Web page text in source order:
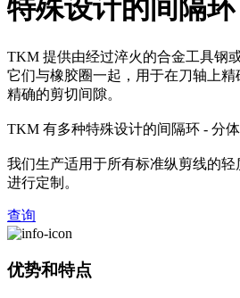
特殊设计的间隔环
TKM 提供由经过淬火的合金工具钢
它们与橡胶圈一起，用于在刀轴上
精确的剪切间隙。
TKM 有多种特殊设计的间隔环 - 分
我们生产适用于所有标准纵剪线的
进行定制。
查询
优势和特点